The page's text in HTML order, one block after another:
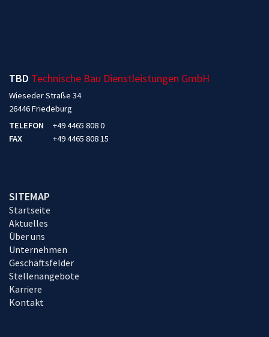
TBD Technische Bau Dienstleistungen GmbH
Wieseder Straße 34
26446 Friedeburg
TELEFON
+49 4465 808 0
FAX
+49 4465 808 15
SITEMAP
Startseite
Aktuelles
Über uns
Unternehmen
Geschäftsfelder
Stellenangebote
Karriere
Kontakt